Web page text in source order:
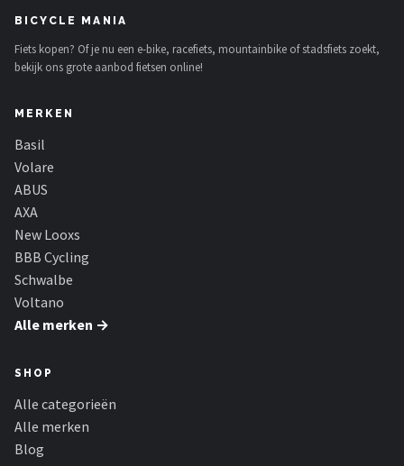
BICYCLE MANIA
Fiets kopen? Of je nu een e-bike, racefiets, mountainbike of stadsfiets zoekt,
bekijk ons grote aanbod fietsen online!
MERKEN
Basil
Volare
ABUS
AXA
New Looxs
BBB Cycling
Schwalbe
Voltano
Alle merken →
SHOP
Alle categorieën
Alle merken
Blog